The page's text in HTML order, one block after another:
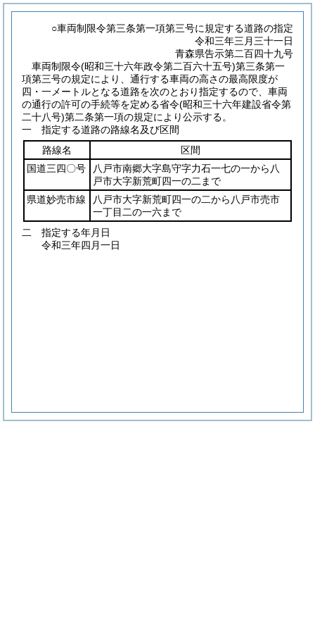
○車両制限令第三条第一項第三号に規定する道路の指定
令和三年三月三十一日
青森県告示第二百四十九号
車両制限令(昭和三十六年政令第二百六十五号)第三条第一
項第三号の規定により、通行する車両の高さの最高限度が
四・一メートルとなる道路を次のとおり指定するので、車両
の通行の許可の手続等を定める省令(昭和三十六年建設省令第
二十八号)第二条第一項の規定により公示する。
一 指定する道路の路線名及び区間
路線名
区間
国道三四〇号
八戸市南郷大字島守字力石一七の一から八
戸市大字新荒町四一の二まで
県道妙売市線
八戸市大字新荒町四一の二から八戸市売市
一丁目二の一六まで
二 指定する年月日
令和三年四月一日